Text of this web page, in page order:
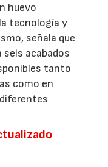
huevo
tecnología y
señala que
acabados
tanto
como en